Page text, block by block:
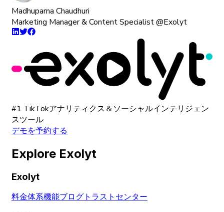
Madhuparna Chaudhuri
Marketing Manager & Content Specialist @Exolyt
#1 TikTokアナリティクス＆ソーシャルインテリジェン
スツール
デモを予約する
Explore Exolyt
Exolyt
料金体系機能ブログ トラストセンター